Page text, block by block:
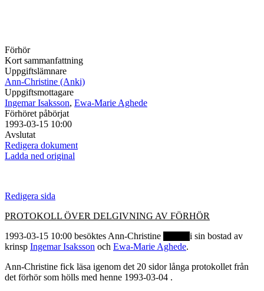
Förhör
Kort sammanfattning
Uppgiftslämnare
Ann-Christine (Anki)
Uppgiftsmottagare
Ingemar Isaksson, Ewa-Marie Aghede
Förhöret påbörjat
1993-03-15 10:00
Avslutat
Redigera dokument
Ladda ned original
Redigera sida
PROTOKOLL ÖVER DELGIVNING AV FÖRHÖR
1993-03-15 10:00 besöktes Ann-Christine
i sin bostad av
krinsp Ingemar Isaksson och Ewa-Marie Aghede.
Ann-Christine fick läsa igenom det 20 sidor långa protokollet från
det förhör som hölls med henne 1993-03-04 .